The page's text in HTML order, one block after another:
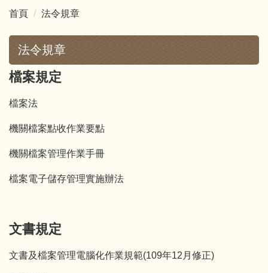
首頁 法令規章
法令規章
檔案規定
檔案法
機關檔案點收作業要點
機關檔案管理作業手冊
檔案電子儲存管理實施辦法
文書規定
文書及檔案管理電腦化作業規範(109年12月修正)